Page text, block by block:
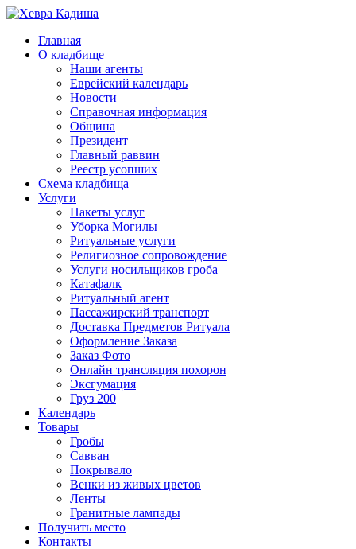
Главная
О кладбище
Наши агенты
Еврейский календарь
Новости
Справочная информация
Община
Президент
Главный раввин
Реестр усопших
Схема кладбища
Услуги
Пакеты услуг
Уборка Могилы
Ритуальные услуги
Религиозное сопровождение
Услуги носильщиков гроба
Катафалк
Ритуальный агент
Пассажирский транспорт
Доставка Предметов Ритуала
Оформление Заказа
Заказ Фото
Онлайн трансляция похорон
Эксгумация
Груз 200
Календарь
Товары
Гробы
Савван
Покрывало
Венки из живых цветов
Ленты
Гранитные лампады
Получить место
Контакты